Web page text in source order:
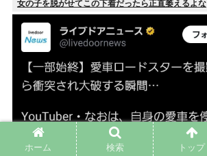
女の子を脱がせてこの下着だったら正直萎えるよな
ホーム 検索 トップ